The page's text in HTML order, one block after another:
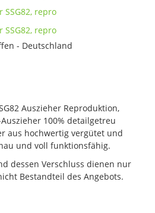
- Deutschland
Auszieher Reproduktion,
100% detailgetreu
aus hochwertig vergütet und
und voll funktionsfähig.
dessen Verschluss dienen nur
Bestandteil des Angebots.